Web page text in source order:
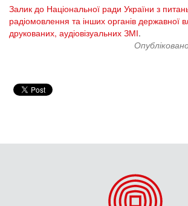
Залик до Національної ради України з
радіомовлення та інших органів державної
друкованих, аудіовізуальних ЗМІ.